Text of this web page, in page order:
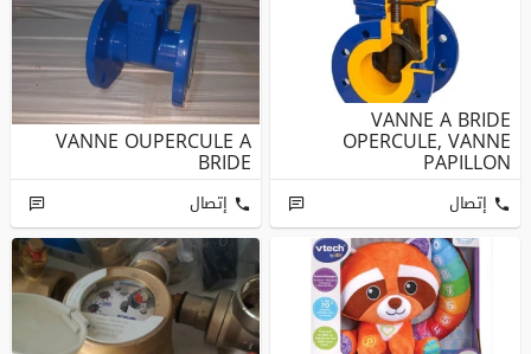
VANNE A BRIDE
OPERCULE, VANNE
PAPILLON
إتصال
VANNE OUPERCULE A
BRIDE
إتصال